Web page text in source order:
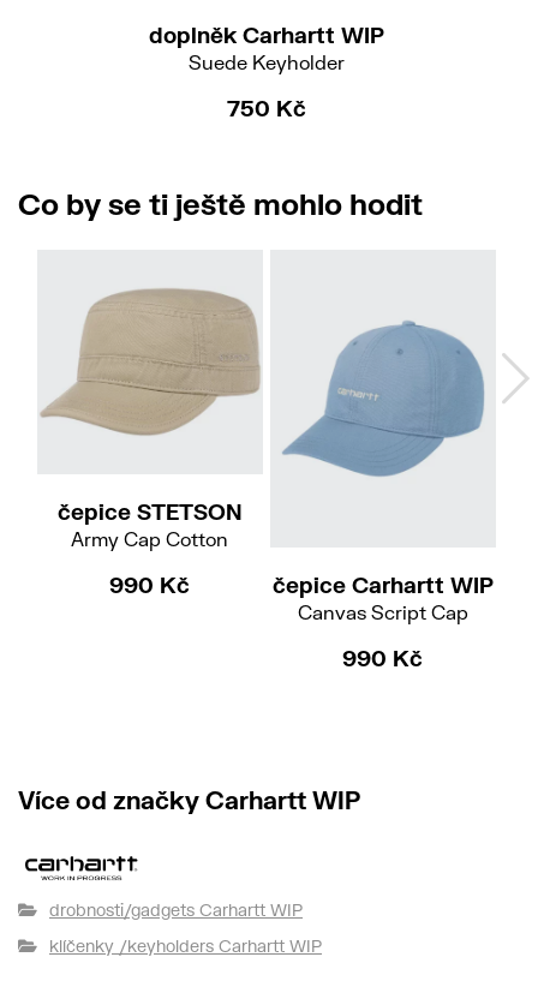
doplněk Carhartt WIP
Suede Keyholder
750 Kč
Co by se ti ještě mohlo hodit
čepice STETSON
Army Cap Cotton
990 Kč čepice Carhartt WIP
Canvas Script Cap
990 Kč
Více od značky Carhartt WIP
drobnosti/gadgets Carhartt WIP
klíčenky /keyholders Carhartt WIP